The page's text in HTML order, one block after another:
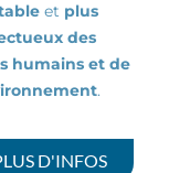
et plus
des
humains et de
.
D'INFOS